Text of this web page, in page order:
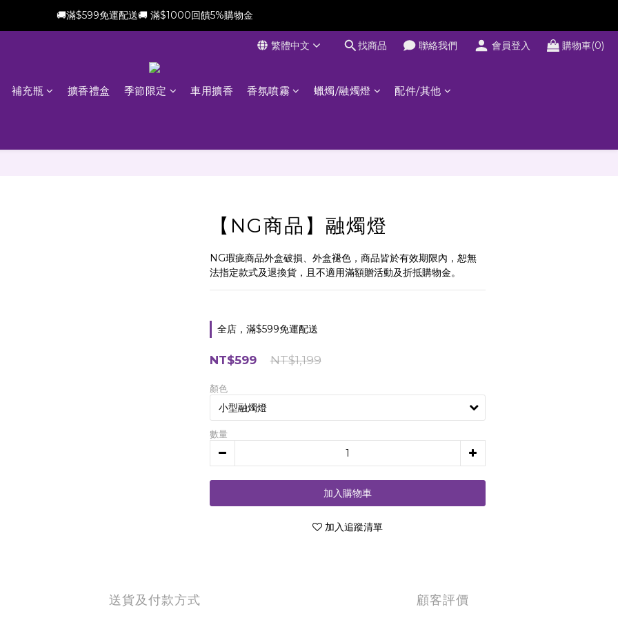
新會員加贈$100購物金(滿$699可折抵)
🚚滿$599免運配送🚚 滿$1000回饋5%購物金
繁體中文 找商品 聯絡我們 會員登入 購物車(0)
補充瓶 擴香禮盒 季節限定 車用擴香 香氛噴霧 蠟燭/融燭燈 配件/其他
【NG商品】融燭燈
NG瑕疵商品外盒破損、外盒褪色，商品皆於有效期限內，恕無
法指定款式及退換貨，且不適用滿額贈活動及折抵購物金。
全店，滿$599免運配送
NT$1,199
NT$599
顏色
數量
加入購物車
加入追蹤清單
送貨及付款方式 顧客評價